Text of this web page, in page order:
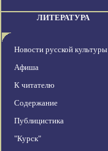
ЛИТЕРАТУРА
Новости русской культуры
Афиша
К читателю
Содержание
Публицистика
"Курск"